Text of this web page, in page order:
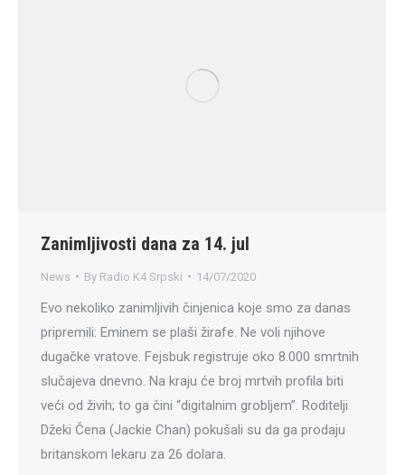
Zanimljivosti dana za 14. jul
News By Radio K4 Srpski 14/07/2020
Evo nekoliko zanimljivih činjenica koje smo za danas
pripremili: Eminem se plaši žirafe. Ne voli njihove
dugačke vratove. Fejsbuk registruje oko 8.000 smrtnih
slučajeva dnevno. Na kraju će broj mrtvih profila biti
veći od živih; to ga čini “digitalnim grobljem”. Roditelji
Džeki Čena (Jackie Chan) pokušali su da ga prodaju
britanskom lekaru za 26 dolara.